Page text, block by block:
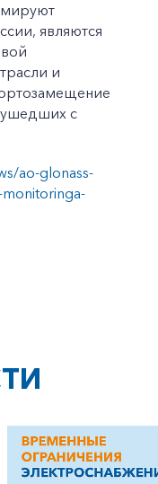
являются
и
ушедших с
ao-glonass-